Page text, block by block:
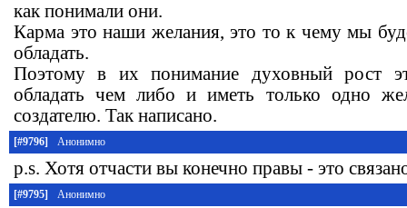
как понимали они.
Карма это наши желания, это то к чему мы
обладать.
Поэтому в их понимание духовный рост
обладать чем либо и иметь только одно
создателю. Так написано.
[#9796] Анонимно
p.s. Хотя отчасти вы конечно правы - это
[#9795] Анонимно